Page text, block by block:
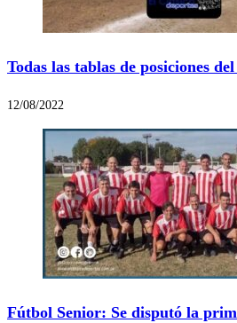
Todas las tablas de posiciones
12/08/2022
Fútbol Senior: Se disputó la